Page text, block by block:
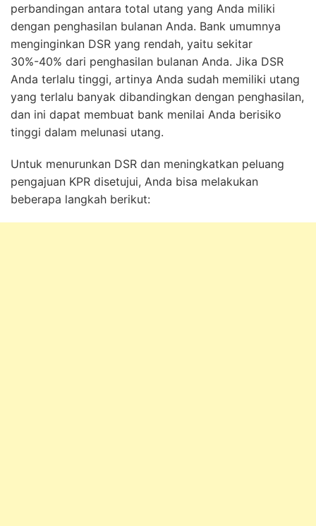
perbandingan antara total utang yang Anda miliki
dengan penghasilan bulanan Anda. Bank umumnya
menginginkan DSR yang rendah, yaitu sekitar
30%-40% dari penghasilan bulanan Anda. Jika DSR
Anda terlalu tinggi, artinya Anda sudah memiliki utang
yang terlalu banyak dibandingkan dengan penghasilan,
dan ini dapat membuat bank menilai Anda berisiko
tinggi dalam melunasi utang.
Untuk menurunkan DSR dan meningkatkan peluang
pengajuan KPR disetujui, Anda bisa melakukan
beberapa langkah berikut: